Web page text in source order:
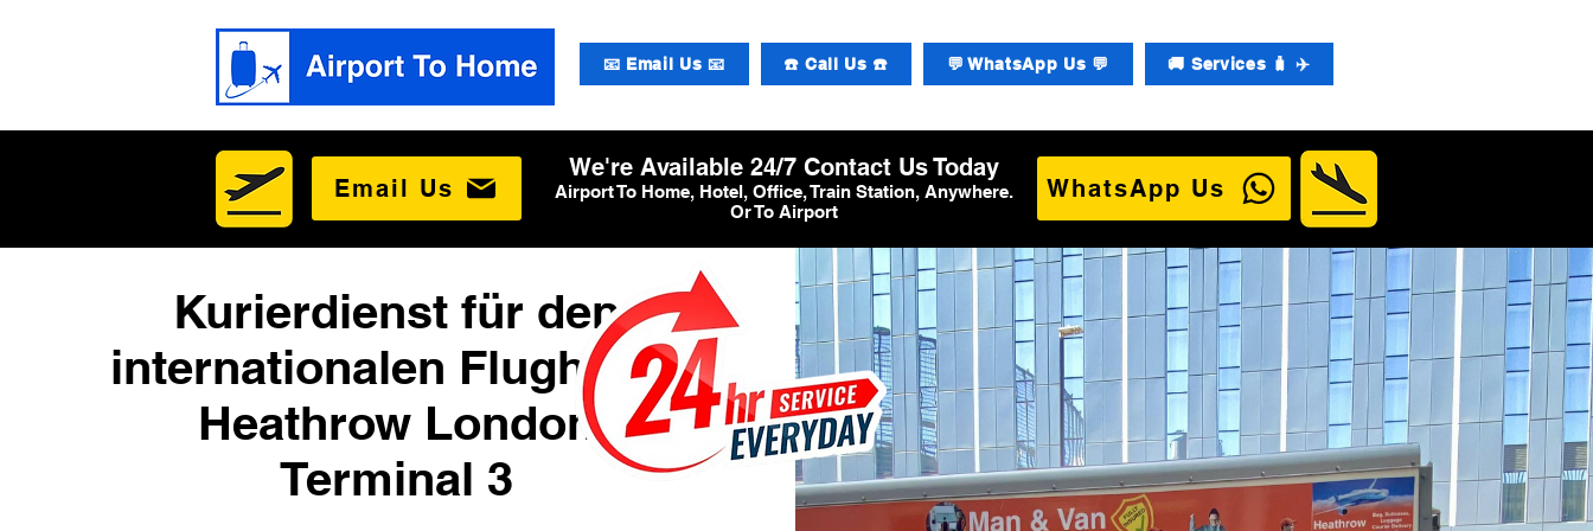
📧 Email Us 📧 ☎️ Call Us ☎️ 💬 WhatsApp Us 💬 🚚 Services 🧳 ✈️
Email Us
We're Available 24/7 Contact Us Today
Airport To Home, Hotel, Office, Train Station, Anywhere.
Or To Airport
WhatsApp Us
Kurierdienst für den
internationalen Flughafen
Heathrow London
Terminal 3